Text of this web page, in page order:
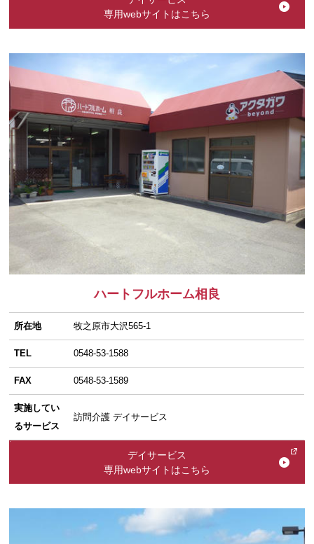
専用webサイトはこちら
ハートフルホーム相良
所在地 牧之原市大沢565-1
TEL 0548-53-1588
FAX 0548-53-1589
実施してい
るサービス
訪問介護 デイサービス
デイサービス
専用webサイトはこちら